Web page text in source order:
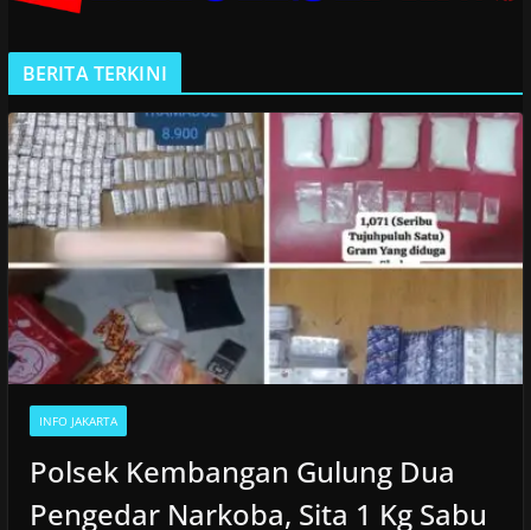
BERITA TERKINI
INFO JAKARTA
Polsek Kembangan Gulung Dua
Pengedar Narkoba, Sita 1 Kg Sabu